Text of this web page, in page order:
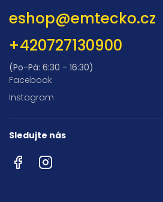
eshop@emtecko.cz
+420727130900
(Po-Pá: 6:30 - 16:30)
Facebook
Instagram
Sledujte nás
FacebookInstagram